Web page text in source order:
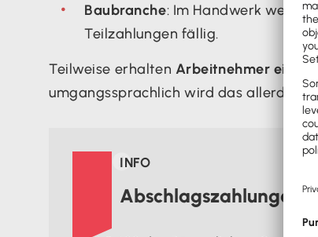
Baubranche: Im Handwerk
Teilzahlungen fällig.
Teilweise erhalten Arbeitnehmer eine
umgangssprachlich wird das allerdings

INFO
Abschlagszahlungen